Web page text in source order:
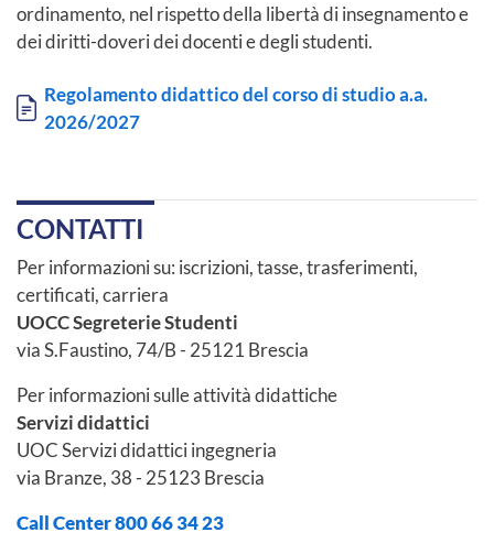
ordinamento, nel rispetto della libertà di insegnamento e
dei diritti-doveri dei docenti e degli studenti.
Documento
Regolamento didattico del corso di studio a.a.
2026/2027
CONTATTI
Per informazioni su: iscrizioni, tasse, trasferimenti,
certificati, carriera
UOCC Segreterie Studenti
via S.Faustino, 74/B - 25121 Brescia
Per informazioni sulle attività didattiche
Servizi didattici
UOC Servizi didattici ingegneria
via Branze, 38 - 25123 Brescia
Call Center 800 66 34 23